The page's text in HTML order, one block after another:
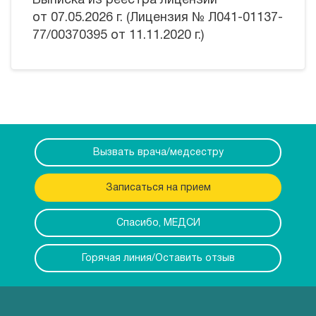
от 07.05.2026 г. (Лицензия № Л041-01137-
77/00370395 от 11.11.2020 г.)
Вызвать врача/медсестру
Записаться на прием
Спасибо, МЕДСИ
Горячая линия/Оставить отзыв